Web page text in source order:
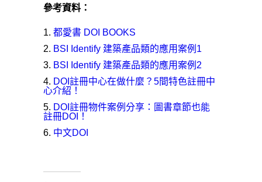
參考資料：
都愛書 DOI BOOKS
BSI Identify 建築產品類的應用案例1
BSI Identify 建築產品類的應用案例2
DOI註冊中心在做什麼？5間特色註冊中
心介紹！
DOI註冊物件案例分享：圖書章節也能
註冊DOI！
中文DOI